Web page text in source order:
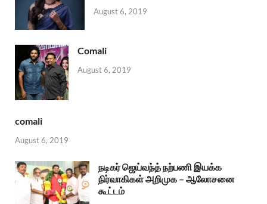
August 6, 2019
Comali
August 6, 2019
comali
August 6, 2019
நடிகர் ஜெய்வந்த் நற்பணி இயக்க
நிர்வாகிகள் அறிமுக – ஆலோசனை
கூட்டம்